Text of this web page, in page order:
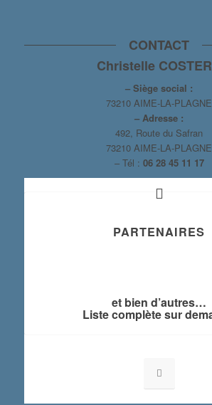
CONTACT
Christelle
– Siège social :
73210 AIME-LA-PLAGNE
– Adresse :
492, Route du Safran
73210 AIME-LA-PLAGNE
– Tél : 06 28 45 11 17
PARTENAIRES
et bien d’autres…
Liste complète sur